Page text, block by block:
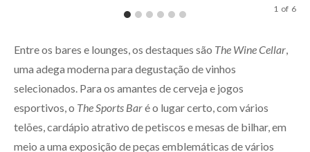
1 of 6
Entre os bares e lounges, os destaques são The Wine Cellar,
uma adega moderna para degustação de vinhos
selecionados. Para os amantes de cerveja e jogos
esportivos, o The Sports Baré o lugar certo, com vários
telões, cardápio atrativo de petiscos e mesas de bilhar, em
meio a uma exposição de peças emblemáticas de vários